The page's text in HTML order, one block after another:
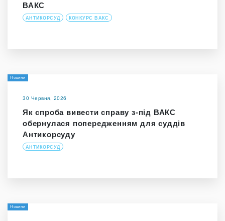
ВАКС
АНТИКОРСУД КОНКУРС ВАКС
Новини
30 Червня, 2026
Як спроба вивести справу з-під ВАКС
обернулася попередженням для суддів
Антикорсуду
АНТИКОРСУД
Новини